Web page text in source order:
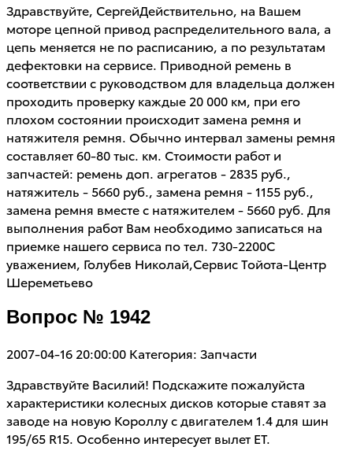
Здравствуйте, СергейДействительно, на Вашем
моторе цепной привод распределительного вала, а
цепь меняется не по расписанию, а по результатам
дефектовки на сервисе. Приводной ремень в
соответствии с руководством для владельца должен
проходить проверку каждые 20 000 км, при его
плохом состоянии происходит замена ремня и
натяжителя ремня. Обычно интервал замены ремня
составляет 60-80 тыс. км. Стоимости работ и
запчастей: ремень доп. агрегатов - 2835 руб.,
натяжитель - 5660 руб., замена ремня - 1155 руб.,
замена ремня вместе с натяжителем - 5660 руб. Для
выполнения работ Вам необходимо записаться на
приемке нашего сервиса по тел. 730-2200С
уважением, Голубев Николай,Сервис Тойота-Центр
Шереметьево
Вопрос № 1942
2007-04-16 20:00:00 Категория: Запчасти
Здравствуйте Василий! Подскажите пожалуйста
характеристики колесных дисков которые ставят за
заводе на новую Короллу с двигателем 1.4 для шин
195/65 R15. Особенно интересует вылет ЕТ.